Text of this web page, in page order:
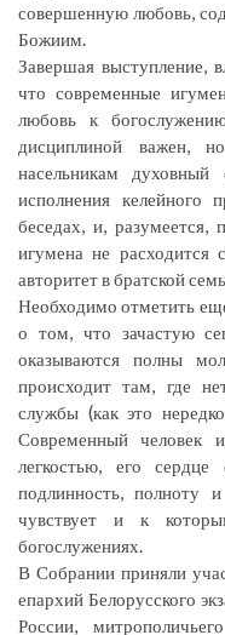
совершенную любовь,
Божиим.
Завершая выступление,
что современные
любовь к
дисциплиной важен,
насельникам
исполнения келейного
беседах, и, разумеется,
игумена не расходится
авторитет в братской
Необходимо отметить
о том, что зачастую
оказываются полны
происходит там, где
службы (как это
Современный человек
легкостью, его
подлинность, полноту
чувствует и к
богослужениях.
В Собрании приняли
епархий Белорусского
России,